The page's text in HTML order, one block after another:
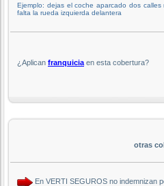
Ejemplo: dejas el coche aparcado dos
falta la rueda izquierda delantera
¿Aplican franquicia en esta cobertura?
otras
En VERTI SEGUROS no indemnizan